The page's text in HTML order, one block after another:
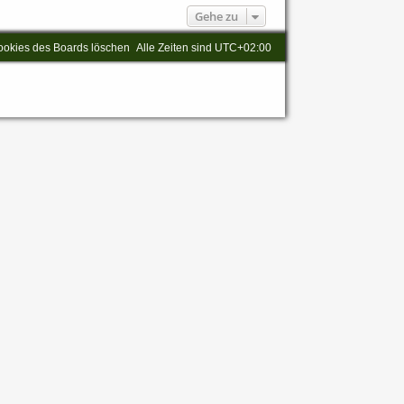
Gehe zu
Alle Zeiten sind UTC+02:00
des Boards löschen